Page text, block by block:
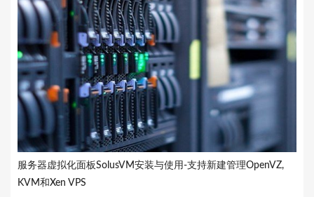
服务器虚拟化面板SolusVM安装与使用-支持新建管理OpenVZ,
KVM和Xen VPS